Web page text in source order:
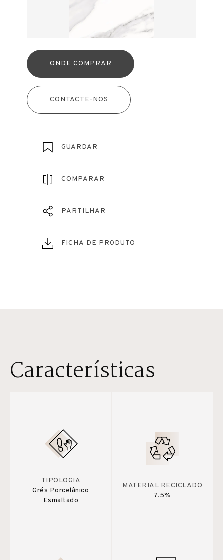
ONDE COMPRAR
CONTACTE-NOS
GUARDAR
COMPARAR
PARTILHAR
FICHA DE PRODUTO
Características
TIPOLOGIA
Grés Porcelânico
Esmaltado
MATERIAL RECICLADO
7.5%